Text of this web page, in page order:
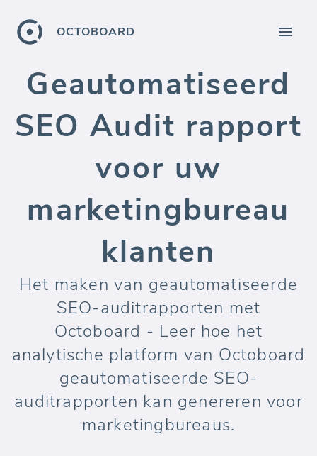
OCTOBOARD
Geautomatiseerd
SEO Audit rapport
voor uw
marketingbureau
klanten
Het maken van geautomatiseerde
SEO-auditrapporten met
Octoboard - Leer hoe het
analytische platform van Octoboard
geautomatiseerde SEO-
auditrapporten kan genereren voor
marketingbureaus.